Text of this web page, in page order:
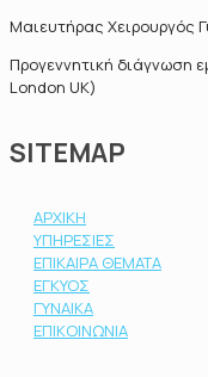
Μαιευτήρας Χειρουργός
Προγεννητική διάγνωση
London UK)
SITEMAP
ΑΡΧΙΚΗ
ΥΠΗΡΕΣΙΕΣ
ΕΠΙΚΑΙΡΑ ΘΕΜΑΤΑ
ΕΓΚΥΟΣ
ΓΥΝΑΙΚΑ
ΕΠΙΚΟΙΝΩΝΙΑ